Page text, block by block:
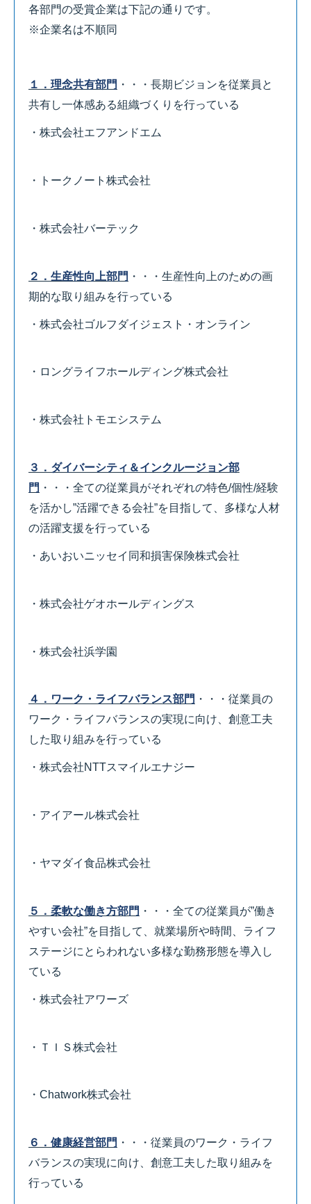
各部門の受賞企業は下記の通りです。
※企業名は不順同
１．理念共有部門 ・・・長期ビジョンを従業員と
共有し一体感ある組織づくりを行っている
・株式会社エフアンドエム
・トークノート株式会社
・株式会社バーテック
２．生産性向上部門 ・・・生産性向上のための画
期的な取り組みを行っている
・株式会社ゴルフダイジェスト・オンライン
・ロングライフホールディング株式会社
・株式会社トモエシステム
３．ダイバーシティ＆インクルージョン部
門 ・・・全ての従業員がそれぞれの特色/個性/経験
を活かし”活躍できる会社”を目指して、多様な人材
の活躍支援を行っている
・あいおいニッセイ同和損害保険株式会社
・株式会社ゲオホールディングス
・株式会社浜学園
４．ワーク・ライフバランス部門 ・・・従業員の
ワーク・ライフバランスの実現に向け、創意工夫
した取り組みを行っている
・株式会社NTTスマイルエナジー
・アイアール株式会社
・ヤマダイ食品株式会社
５．柔軟な働き方部門 ・・・全ての従業員が”働き
やすい会社”を目指して、就業場所や時間、ライフ
ステージにとらわれない多様な勤務形態を導入し
ている
・株式会社アワーズ
・ＴＩＳ株式会社
・Chatwork株式会社
６．健康経営部門 ・・・従業員のワーク・ライフ
バランスの実現に向け、創意工夫した取り組みを
行っている